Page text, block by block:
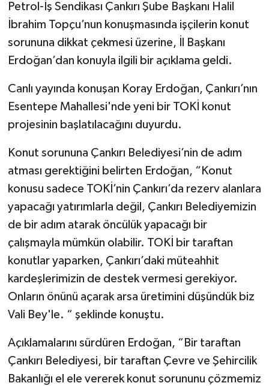
Petrol-İş Sendikası Çankırı Şube Başkanı Halil
İbrahim Topçu’nun konuşmasında işçilerin konut
sorununa dikkat çekmesi üzerine, İl Başkanı
Erdoğan’dan konuyla ilgili bir açıklama geldi.
Canlı yayında konuşan Koray Erdoğan, Çankırı’nın
Esentepe Mahallesi'nde yeni bir TOKİ konut
projesinin başlatılacağını duyurdu.
Konut sorununa Çankırı Belediyesi’nin de adım
atması gerektiğini belirten Erdoğan, “Konut
konusu sadece TOKİ’nin Çankırı’da rezerv alanlara
yapacağı yatırımlarla değil, Çankırı Belediyemizin
de bir adım atarak öncülük yapacağı bir
çalışmayla mümkün olabilir. TOKİ bir taraftan
konutlar yaparken, Çankırı’daki müteahhit
kardeşlerimizin de destek vermesi gerekiyor.
Onların önünü açarak arsa üretimini düşündük biz
Vali Bey'le. “ şeklinde konuştu.
Açıklamalarını sürdüren Erdoğan, “Bir taraftan
Çankırı Belediyesi, bir taraftan Çevre ve Şehircilik
Bakanlığı el ele vererek konut sorununu çözmemiz